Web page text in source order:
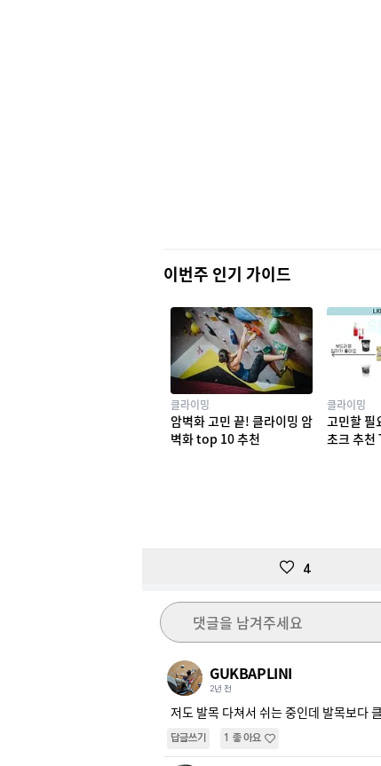
이번주 인기 가이드
클라이밍
암벽화 고민 끝! 클라이밍 암
벽화 top 10 추천
클라이밍
고민할 필
초크 추천
4
댓글을 남겨주세요
GUKBAPLINI
2년 전
저도 발목 다쳐서 쉬는 중인데 발목보다
답글쓰기 1 좋아요